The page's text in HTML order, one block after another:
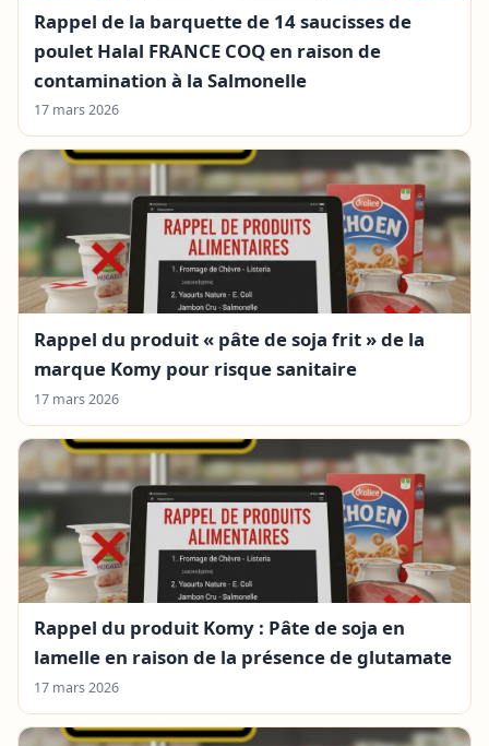
Rappel de la barquette de 14 saucisses de
poulet Halal FRANCE COQ en raison de
contamination à la Salmonelle
17 mars 2026
Rappel du produit « pâte de soja frit » de la
marque Komy pour risque sanitaire
17 mars 2026
Rappel du produit Komy : Pâte de soja en
lamelle en raison de la présence de glutamate
17 mars 2026